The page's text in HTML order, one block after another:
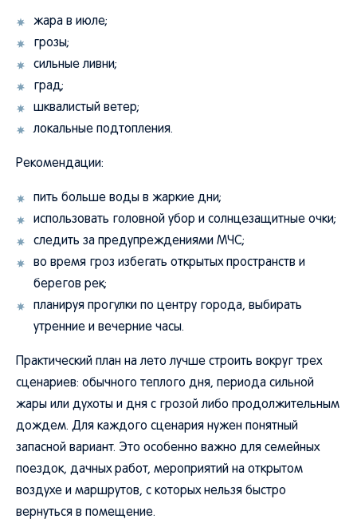
жара в июле;
грозы;
сильные ливни;
град;
шквалистый ветер;
локальные подтопления.
Рекомендации:
пить больше воды в жаркие дни;
использовать головной убор и солнцезащитные очки;
следить за предупреждениями МЧС;
во время гроз избегать открытых пространств и
берегов рек;
планируя прогулки по центру города, выбирать
утренние и вечерние часы.
Практический план на лето лучше строить вокруг трех
сценариев: обычного теплого дня, периода сильной
жары или духоты и дня с грозой либо продолжительным
дождем. Для каждого сценария нужен понятный
запасной вариант. Это особенно важно для семейных
поездок, дачных работ, мероприятий на открытом
воздухе и маршрутов, с которых нельзя быстро
вернуться в помещение.